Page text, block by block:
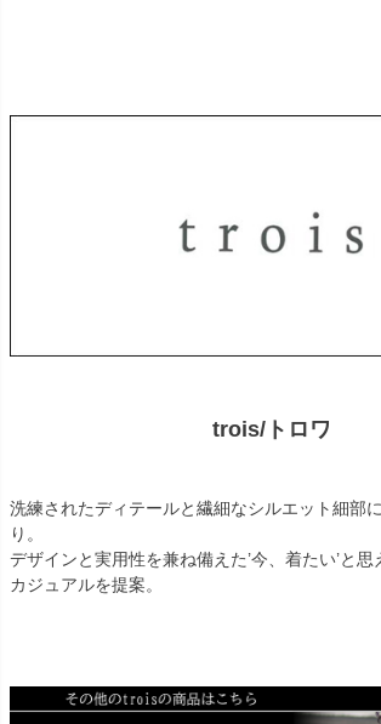
trois/トロワ
洗練されたディテールと繊細なシルエット細部
り。
デザインと実用性を兼ね備えた’今、着たい’と思
カジュアルを提案。